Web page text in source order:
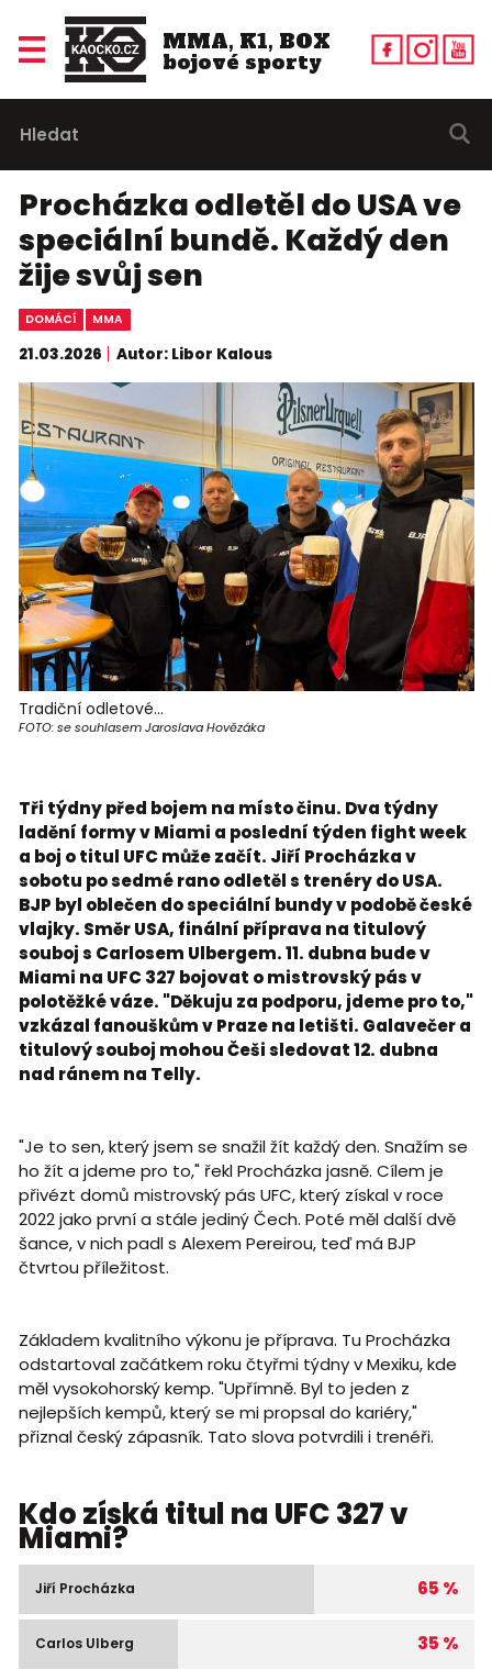
MMA, K1, BOX
bojové sporty
Procházka odletěl do USA ve
speciální bundě. Každý den
žije svůj sen
DOMÁCÍ MMA
21.03.2026 Autor: Libor Kalous
Tradiční odletové...
FOTO: se souhlasem Jaroslava Hovězáka
Tři týdny před bojem na místo činu. Dva týdny
ladění formy v Miami a poslední týden fight week
a boj o titul UFC může začít. Jiří Procházka v
sobotu po sedmé rano odletěl s trenéry do USA.
BJP byl oblečen do speciální bundy v podobě české
vlajky. Směr USA, finální příprava na titulový
souboj s Carlosem Ulbergem. 11. dubna bude v
Miami na UFC 327 bojovat o mistrovský pás v
polotěžké váze. "Děkuju za podporu, jdeme pro to,"
vzkázal fanouškům v Praze na letišti. Galavečer a
titulový souboj mohou Češi sledovat 12. dubna
nad ránem na Telly.
"Je to sen, který jsem se snažil žít každý den. Snažím se
ho žít a jdeme pro to," řekl Procházka jasně. Cílem je
přivézt domů mistrovský pás UFC, který získal v roce
2022 jako první a stále jediný Čech. Poté měl další dvě
šance, v nich padl s Alexem Pereirou, teď má BJP
čtvrtou příležitost.
Základem kvalitního výkonu je příprava. Tu Procházka
odstartoval začátkem roku čtyřmi týdny v Mexiku, kde
měl vysokohorský kemp. "Upřímně. Byl to jeden z
nejlepších kempů, který se mi propsal do kariéry,"
přiznal český zápasník. Tato slova potvrdili i trenéři.
Kdo získá titul na UFC 327 v
Miami?
Jiří Procházka 65 %
Carlos Ulberg 35 %